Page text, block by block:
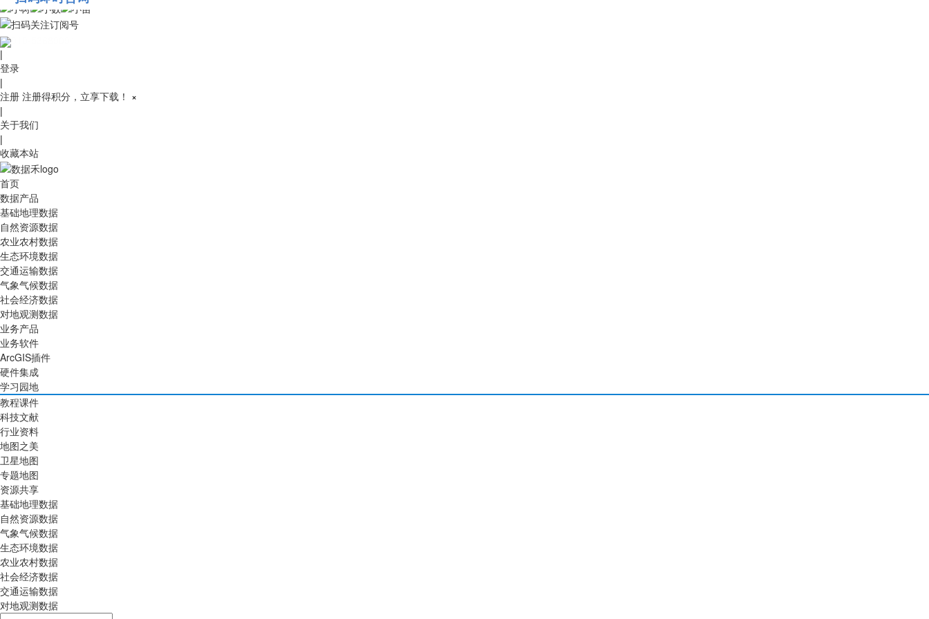
010-53689091
|
登录
|
注册 注册得积分，立享下载！ ×
|
关于我们
|
收藏本站
首页
数据产品
基础地理数据
自然资源数据
农业农村数据
生态环境数据
交通运输数据
气象气候数据
社会经济数据
对地观测数据
业务产品
业务软件
ArcGIS插件
硬件集成
学习园地
教程课件
科技文献
行业资料
地图之美
卫星地图
专题地图
资源共享
基础地理数据
自然资源数据
气象气候数据
生态环境数据
农业农村数据
社会经济数据
交通运输数据
对地观测数据